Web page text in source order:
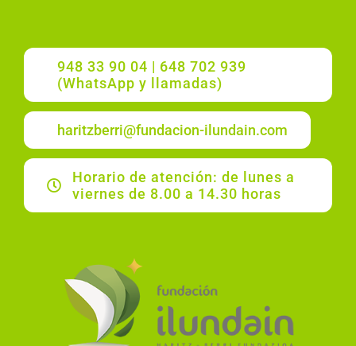
948 33 90 04 | 648 702 939
(WhatsApp y llamadas)
haritzberri@fundacion-ilundain.com
Horario de atención: de lunes a
viernes de 8.00 a 14.30 horas